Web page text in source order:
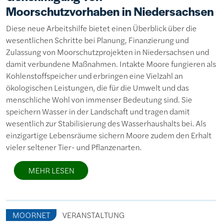
Moorschutzvorhaben in Niedersachsen
Diese neue Arbeitshilfe bietet einen Überblick über die
wesentlichen Schritte bei Planung, Finanzierung und
Zulassung von Moorschutzprojekten in Niedersachsen und
damit verbundene Maßnahmen. Intakte Moore fungieren als
Kohlenstoffspeicher und erbringen eine Vielzahl an
ökologischen Leistungen, die für die Umwelt und das
menschliche Wohl von immenser Bedeutung sind. Sie
speichern Wasser in der Landschaft und tragen damit
wesentlich zur Stabilisierung des Wasserhaushalts bei. Als
einzigartige Lebensräume sichern Moore zudem den Erhalt
vieler seltener Tier- und Pflanzenarten.
MEHR LESEN
MOORNET VERANSTALTUNG